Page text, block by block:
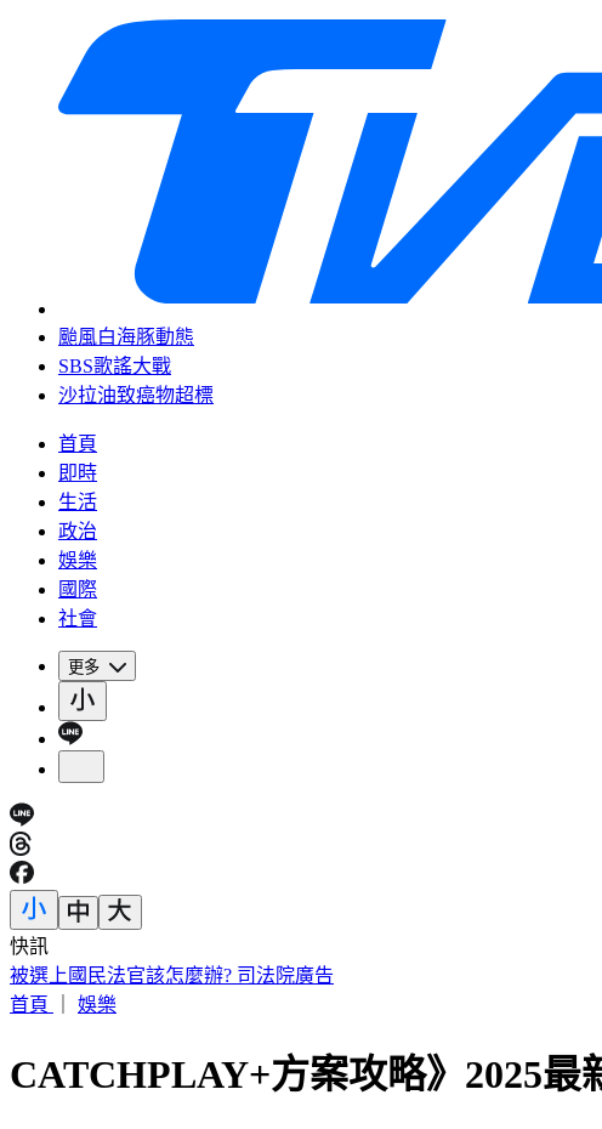
颱風白海豚動態
SBS歌謠大戰
沙拉油致癌物超標
首頁
即時
生活
政治
娛樂
國際
社會
更多
快訊
被選上國民法官該怎麼辦? 司法院廣告
首頁
娛樂
CATCHPLAY+方案攻略》2025最